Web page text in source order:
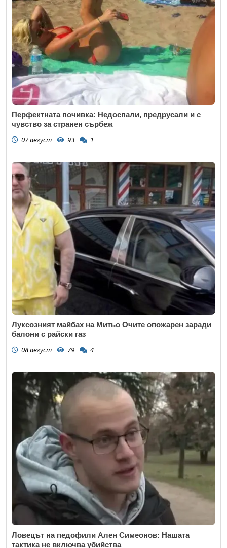
Перфектната почивка: Недоспали, предрусали и с
чувство за странен сърбеж
07 август 93 1
Луксозният майбах на Митьо Очите опожарен заради
балони с райски газ
08 август 79 4
Ловецът на педофили Ален Симеонов: Нашата
тактика не включва убийства